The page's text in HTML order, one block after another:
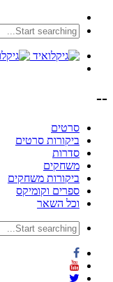
--
סרטים
ביקורות סרטים
סדרות
משחקים
ביקורות משחקים
ספרים וקומיקס
וכל השאר